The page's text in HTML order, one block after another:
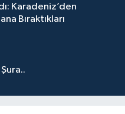
Karadeniz’den
Bıraktıkları